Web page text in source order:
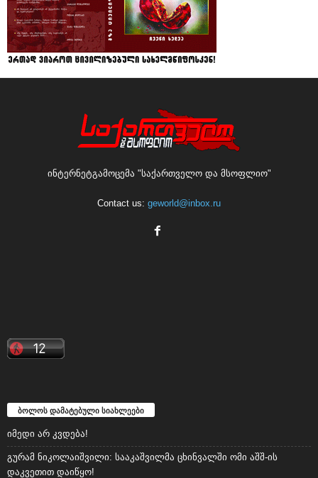
ინტერნეტგამოცემა "საქართველო და მსოფლიო"
Contact us: geworld@inbox.ru
ბოლოს დამატებული სიახლეები
იმედი არ კვდება!
გურამ ნიკოლაიშვილი: სააკაშვილმა ცხინვალში ომი აშშ-ის
დაკვეთით დაიწყო!